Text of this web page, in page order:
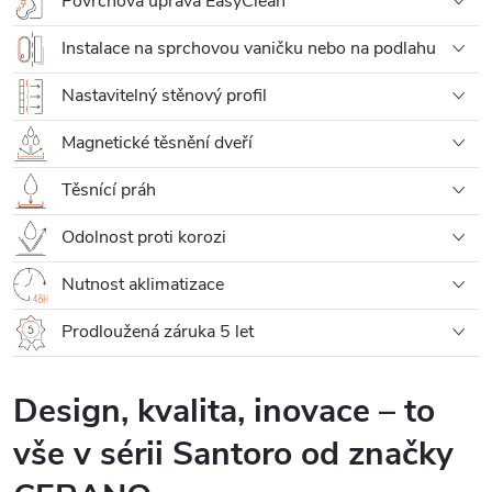
Instalace na sprchovou vaničku nebo na podlahu
Nastavitelný stěnový profil
Magnetické těsnění dveří
Těsnící práh
Odolnost proti korozi
Nutnost aklimatizace
Prodloužená záruka 5 let
Design, kvalita, inovace – to
vše v sérii Santoro od značky